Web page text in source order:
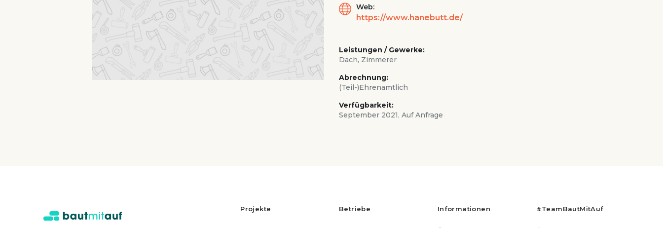
Web:
https://www.hanebutt.de/
Leistungen / Gewerke:
Dach, Zimmerer
Abrechnung:
(Teil-)Ehrenamtlich
Verfügbarkeit:
September 2021, Auf Anfrage
Projekte Betriebe Informationen #teamBautMitAuf